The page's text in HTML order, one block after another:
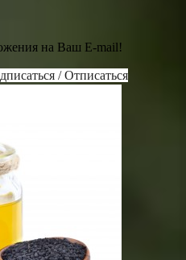
на Ваш E-mail!
/ Отписаться